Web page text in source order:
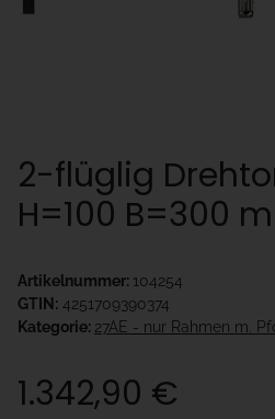
2-flüglig
H=100 B=300
Artikelnummer: 104254
GTIN: 4251709390374
Kategorie: 27AE - nur Rahmen m.
1.342,90 €